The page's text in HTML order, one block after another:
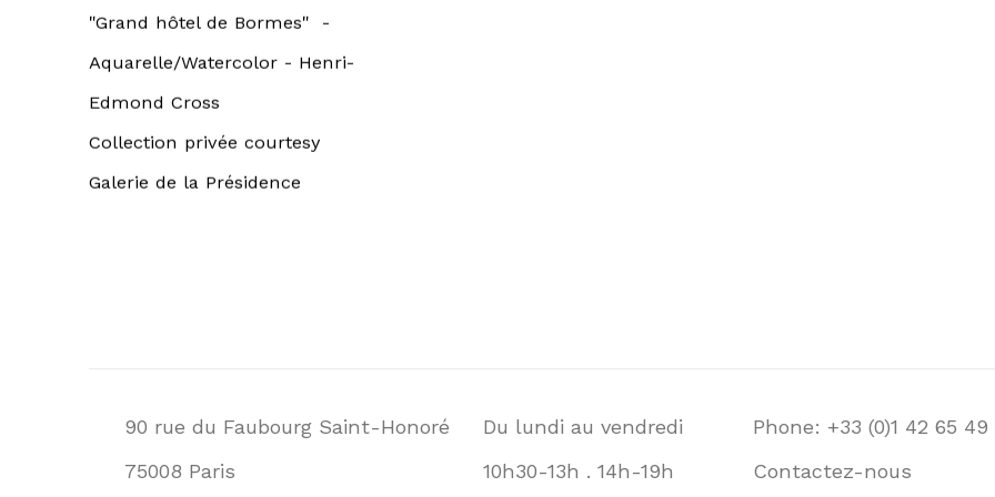
"Grand hôtel de Bormes" -
Aquarelle/Watercolor - Henri-
Edmond Cross
Collection privée courtesy
Galerie de la Présidence
90 rue du Faubourg Saint-Honoré
75008 Paris
Du lundi au vendredi
10h30-13h . 14h-19h
Phone: +33 (0)1 42 65 49
Contactez-nous